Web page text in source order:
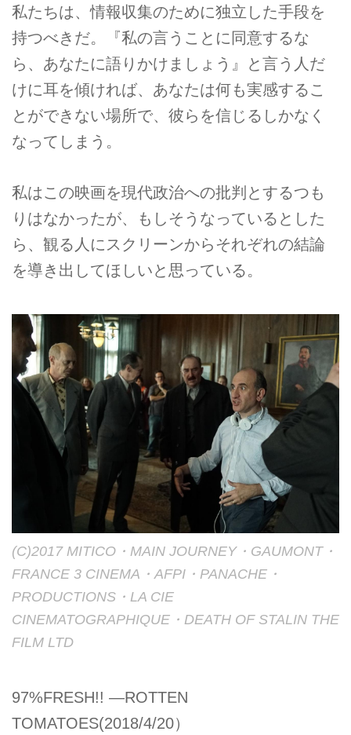
私たちは、情報収集のために独立した手段を
持つべきだ。『私の言うことに同意するな
ら、あなたに語りかけましょう』と言う人だ
けに耳を傾ければ、あなたは何も実感するこ
とができない場所で、彼らを信じるしかなく
なってしまう。
私はこの映画を現代政治への批判とするつも
りはなかったが、もしそうなっているとした
ら、観る人にスクリーンからそれぞれの結論
を導き出してほしいと思っている。
(C)2017 MITICO・MAIN JOURNEY・GAUMONT・
FRANCE 3 CINEMA・AFPI・PANACHE・
PRODUCTIONS・LA CIE
CINEMATOGRAPHIQUE・DEATH OF STALIN THE
FILM LTD
97%FRESH!! ―ROTTEN
TOMATOES(2018/4/20）